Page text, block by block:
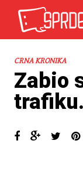
CRNA KRONIKA
Zabio